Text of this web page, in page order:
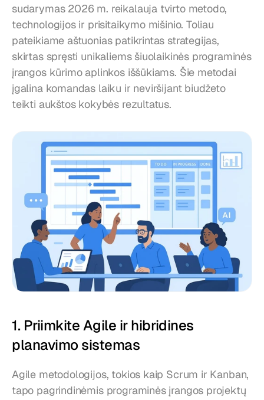
sudarymas 2026 m. reikalauja tvirto metodo,
technologijos ir prisitaikymo mišinio. Toliau
pateikiame aštuonias patikrintas strategijas,
skirtas spręsti unikaliems šiuolaikinės programinės
įrangos kūrimo aplinkos iššūkiams. Šie metodai
įgalina komandas laiku ir neviršijant biudžeto
teikti aukštos kokybės rezultatus.
1. Priimkite Agile ir hibridines
planavimo sistemas
Agile metodologijos, tokios kaip Scrum ir Kanban,
tapo pagrindinėmis programinės įrangos projektų